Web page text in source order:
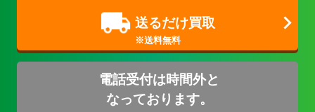
送るだけ買取
電話受付は時間外と
なっております。